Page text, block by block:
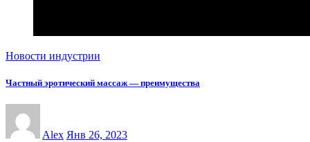
Новости индустрии
Частный эротический массаж — преимущества
Alex Янв 26, 2023